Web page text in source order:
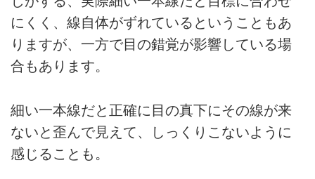
にくく、線自体がずれているということもあ
りますが、一方で目の錯覚が影響している場
合もあります。
細い一本線だと正確に目の真下にその線が来
ないと歪んで見えて、しっくりこないように
感じることも。